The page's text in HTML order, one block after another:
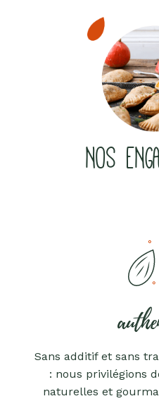
NOS
Sans additif et sans
: nous privilégions
naturelles et